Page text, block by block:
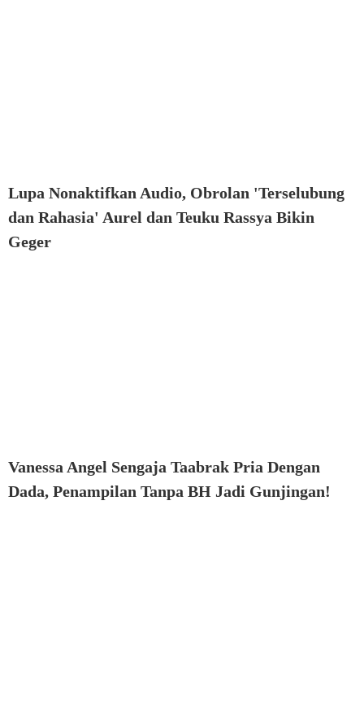
Lupa Nonaktifkan Audio, Obrolan 'Terselubung
dan Rahasia' Aurel dan Teuku Rassya Bikin
Geger
Vanessa Angel Sengaja Taabrak Pria Dengan
Dada, Penampilan Tanpa BH Jadi Gunjingan!